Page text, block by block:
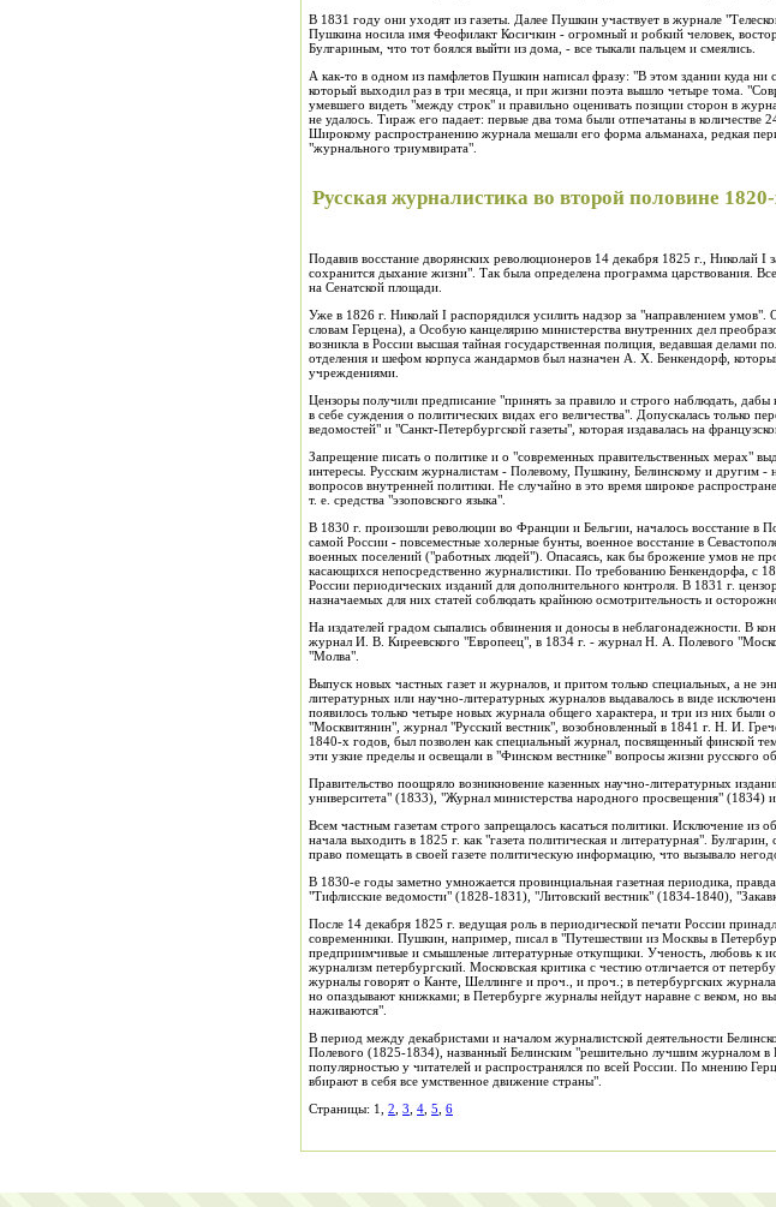
В 1831 году они уходят из газеты. Далее Пушкин участвует в журнале
Пушкина носила имя Феофилакт Косичкин - огромный и робкий человек,
Булгариным, что тот боялся выйти из дома, - все тыкали пальцем и смеялись.
А как-то в одном из памфлетов Пушкин написал фразу: "В этом здании куда
который выходил раз в три месяца, и при жизни поэта вышло четыре тома.
умевшего видеть "между строк" и правильно оценивать позиции сторон в
не удалось. Тираж его падает: первые два тома были отпечатаны в количестве
Широкому распространению журнала мешали его форма альманаха, редкая
"журнального триумвирата".
Русская журналистика во второй половине
Подавив восстание дворянских революционеров 14 декабря 1825 г., Николай
сохранится дыхание жизни". Так была определена программа царствования.
на Сенатской площади.
Уже в 1826 г. Николай I распорядился усилить надзор за "направлением
словам Герцена), а Особую канцелярию министерства внутренних дел
возникла в России высшая тайная государственная полиция, ведавшая делами
отделения и шефом корпуса жандармов был назначен А. X. Бенкендорф,
учреждениями.
Цензоры получили предписание "принять за правило и строго наблюдать,
в себе суждения о политических видах его величества". Допускалась только
ведомостей" и "Санкт-Петербургской газеты", которая издавалась на
Запрещение писать о политике и о "современных правительственных мерах"
интересы. Русским журналистам - Полевому, Пушкину, Белинскому и другим -
вопросов внутренней политики. Не случайно в это время широкое
т. е. средства "эзоповского языка".
В 1830 г. произошли революции во Франции и Бельгии, началось восстание в
самой России - повсеместные холерные бунты, военное восстание в
военных поселений ("работных людей"). Опасаясь, как бы брожение умов не
касающихся непосредственно журналистики. По требованию Бенкендорфа, с
России периодических изданий для дополнительного контроля. В 1831 г.
назначаемых для них статей соблюдать крайнюю осмотрительность и
На издателей градом сыпались обвинения и доносы в неблагонадежности. В
журнал И. В. Киреевского "Европеец", в 1834 г. - журнал Н. А. Полевого
"Молва".
Выпуск новых частных газет и журналов, и притом только специальных, а не
литературных или научно-литературных журналов выдавалось в виде
появилось только четыре новых журнала общего характера, и три из них
"Москвитянин", журнал "Русский вестник", возобновленный в 1841 г. Н. И.
1840-х годов, был позволен как специальный журнал, посвященный финской
эти узкие пределы и освещали в "Финском вестнике" вопросы жизни русского
Правительство поощряло возникновение казенных научно-литературных
университета" (1833), "Журнал министерства народного просвещения" (1834)
Всем частным газетам строго запрещалось касаться политики. Исключение из
начала выходить в 1825 г. как "газета политическая и литературная".
право помещать в своей газете политическую информацию, что вызывало
В 1830-е годы заметно умножается провинциальная газетная периодика,
"Тифлисские ведомости" (1828-1831), "Литовский вестник" (1834-1840),
После 14 декабря 1825 г. ведущая роль в периодической печати России
современники. Пушкин, например, писал в "Путешествии из Москвы в
предприимчивые и смышленые литературные откупщики. Ученость, любовь к
журнализм петербургский. Московская критика с честию отличается от
журналы говорят о Канте, Шеллинге и проч., и проч.; в петербургских
но опаздывают книжками; в Петербурге журналы нейдут наравне с веком, но
наживаются".
В период между декабристами и началом журналистской деятельности
Полевого (1825-1834), названный Белинским "решительно лучшим журналом в
популярностью у читателей и распространялся по всей России. По мнению
вбирают в себя все умственное движение страны".
Страницы: 1, 2 3 4 5 6